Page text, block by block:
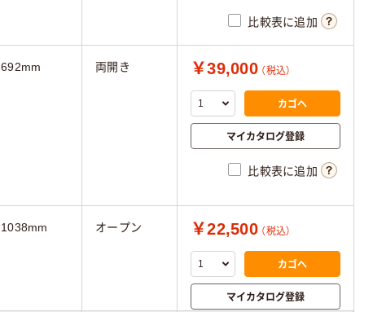
比較表に追加
692mm 両開き ￥39,000 （税込）
カゴへ
マイカタログ登録
比較表に追加
1038mm オープン ￥22,500 （税込）
カゴへ
マイカタログ登録